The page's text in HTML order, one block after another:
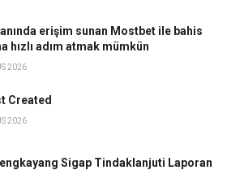
erişim sunan Mostbet ile bahis
hızlı adım atmak mümkün
2026
Created
2026
Sigap Tindaklanjuti Laporan